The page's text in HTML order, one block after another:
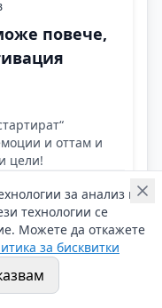
повече,
и оттам и
цели!
08/05/2025 г/
за анализ на
технологии се
Можете да откажете
за бисквитки